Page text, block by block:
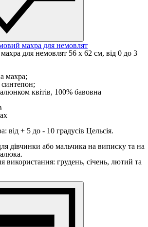
махра для немовлят
для немовлят 56 х 62 см, від 0 до 3
махра;
квітів, 100% бавовна
від + 5 до - 10 градусів Цельсія.
дівчинки або мальчика на виписку та на
використання: грудень, січень, лютий та